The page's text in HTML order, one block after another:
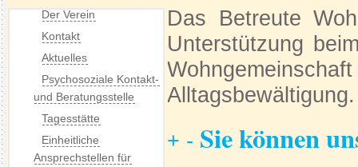
Das Betreute
Unterstützung
Alltagsbewältigung.
+ - Sie können
Der Verein
Kontakt
Aktuelles
Psychosoziale Kontakt-
und Beratungsstelle
Tagesstätte
Einheitliche
Ansprechstellen für